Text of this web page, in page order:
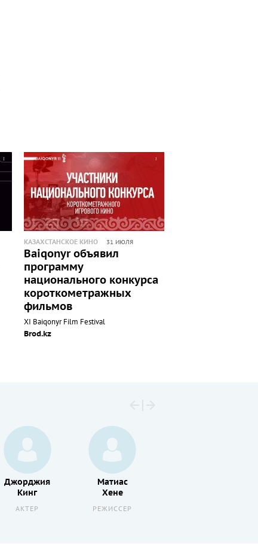
КАЗАХСТАНСКОЕ КИНО 31 ИЮЛЯ
Baiqonyr объявил
программу
национального конкурса
короткометражных
фильмов
XI Baiqonyr Film Festival
Brod.kz
Джорджия
Кинг
АКТЕР
Матиас
Хене
РЕЖИССЕР